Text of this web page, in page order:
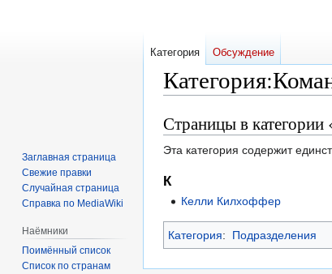
Категория:
Перейти
к
навигации
Перейти
к
поиску
Страницы в
Эта категория содержит
К
Келли Килхоффер
Категория: Подразделения
Категория Обсуждение
Заглавная страница
Свежие правки
Случайная страница
Справка по MediaWiki
Наёмники
Поимённый список
Список по странам